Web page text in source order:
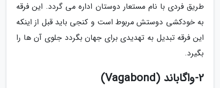
طریق فردی با نام مستعار دوستان اداره می گردد. این فرقه
به خودکشی دوستش مربوط است و کنجی باید قبل از اینکه
این فرقه تبدیل به تهدیدی برای جهان بگردد جلوی آن ها را
بگیرد.
2-واگاباند (Vagabond)